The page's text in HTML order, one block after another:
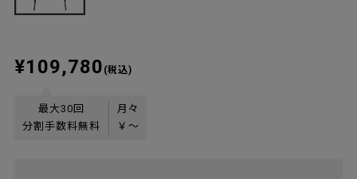
¥109,780 (税込)
最大30回
分割手数料無料
月々
￥ 〜